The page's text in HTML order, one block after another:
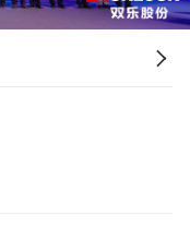
